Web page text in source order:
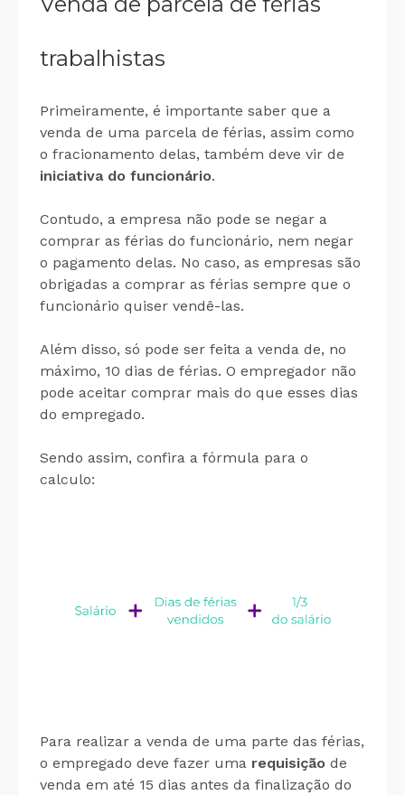
trabalhistas
Primeiramente, é importante saber que a
venda de uma parcela de férias, assim como
o fracionamento delas, também deve vir de
iniciativa do funcionário.
Contudo, a empresa não pode se negar a
comprar as férias do funcionário, nem negar
o pagamento delas. No caso, as empresas são
obrigadas a comprar as férias sempre que o
funcionário quiser vendê-las.
Além disso, só pode ser feita a venda de, no
máximo, 10 dias de férias. O empregador não
pode aceitar comprar mais do que esses dias
do empregado.
Sendo assim, confira a fórmula para o
calculo:
Para realizar a venda de uma parte das férias,
o empregado deve fazer uma requisição de
venda em até 15 dias antes da finalização do